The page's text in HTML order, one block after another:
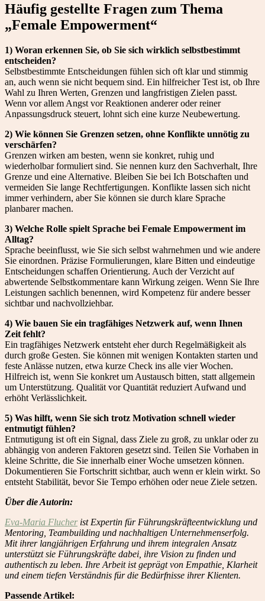
Häufig gestellte Fragen zum Thema
„Female Empowerment“
1) Woran erkennen Sie, ob Sie sich wirklich selbstbestimmt
entscheiden?
Selbstbestimmte Entscheidungen fühlen sich oft klar und stimmig
an, auch wenn sie nicht bequem sind. Ein hilfreicher Test ist, ob Ihre
Wahl zu Ihren Werten, Grenzen und langfristigen Zielen passt.
Wenn vor allem Angst vor Reaktionen anderer oder reiner
Anpassungsdruck steuert, lohnt sich eine kurze Neubewertung.
2) Wie können Sie Grenzen setzen, ohne Konflikte unnötig zu
verschärfen?
Grenzen wirken am besten, wenn sie konkret, ruhig und
wiederholbar formuliert sind. Sie nennen kurz den Sachverhalt, Ihre
Grenze und eine Alternative. Bleiben Sie bei Ich Botschaften und
vermeiden Sie lange Rechtfertigungen. Konflikte lassen sich nicht
immer verhindern, aber Sie können sie durch klare Sprache
planbarer machen.
3) Welche Rolle spielt Sprache bei Female Empowerment im
Alltag?
Sprache beeinflusst, wie Sie sich selbst wahrnehmen und wie andere
Sie einordnen. Präzise Formulierungen, klare Bitten und eindeutige
Entscheidungen schaffen Orientierung. Auch der Verzicht auf
abwertende Selbstkommentare kann Wirkung zeigen. Wenn Sie Ihre
Leistungen sachlich benennen, wird Kompetenz für andere besser
sichtbar und nachvollziehbar.
4) Wie bauen Sie ein tragfähiges Netzwerk auf, wenn Ihnen
Zeit fehlt?
Ein tragfähiges Netzwerk entsteht eher durch Regelmäßigkeit als
durch große Gesten. Sie können mit wenigen Kontakten starten und
feste Anlässe nutzen, etwa kurze Check ins alle vier Wochen.
Hilfreich ist, wenn Sie konkret um Austausch bitten, statt allgemein
um Unterstützung. Qualität vor Quantität reduziert Aufwand und
erhöht Verlässlichkeit.
5) Was hilft, wenn Sie sich trotz Motivation schnell wieder
entmutigt fühlen?
Entmutigung ist oft ein Signal, dass Ziele zu groß, zu unklar oder zu
abhängig von anderen Faktoren gesetzt sind. Teilen Sie Vorhaben in
kleine Schritte, die Sie innerhalb einer Woche umsetzen können.
Dokumentieren Sie Fortschritt sichtbar, auch wenn er klein wirkt. So
entsteht Stabilität, bevor Sie Tempo erhöhen oder neue Ziele setzen.
Über die Autorin:
Eva-Maria Flucherist Expertin für Führungskräfteentwicklung und
Mentoring, Teambuilding und nachhaltigen Unternehmenserfolg.
Mit ihrer langjährigen Erfahrung und ihrem integralen Ansatz
unterstützt sie Führungskräfte dabei, ihre Vision zu finden und
authentisch zu leben. Ihre Arbeit ist geprägt von Empathie, Klarheit
und einem tiefen Verständnis für die Bedürfnisse ihrer Klienten.
Passende Artikel: